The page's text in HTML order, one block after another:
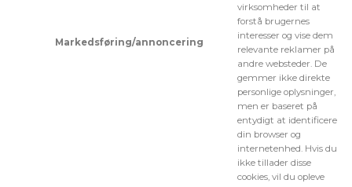
Markedsføring/annoncering
virksomheder til at
forstå brugernes
interesser og vise dem
relevante reklamer på
andre websteder. De
gemmer ikke direkte
personlige oplysninger,
men er baseret på
entydigt at identificere
din browser og
internetenhed. Hvis du
ikke tillader disse
cookies, vil du opleve